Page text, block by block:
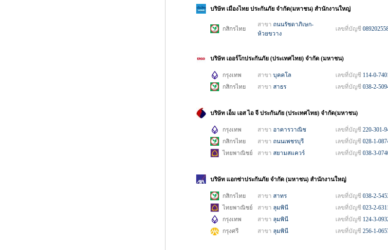
บริษัท เมืองไทย ประกันภัย จำกัด(มหาชน) สำนักงานใหญ่
กสิกรไทย
สาขา ถนนรัชดาภิเษก-
ห้วยขวาง
เลขที่บัญชี
บริษัท เออร์โกประกันภัย (ประเทศไทย) จำกัด (มหาชน)
กรุงเทพ
สาขา บุคคโล เลขที่บัญชี 114-0-
กสิกรไทย
สาขา สาธร เลขที่บัญชี 038-2-
บริษัท เอ็ม เอส ไอ จี ประกันภัย (ประเทศไทย) จำกัด(มหาชน)
กรุงเทพ
สาขา อาคารวาณิช เลขที่บัญชี 220-301-
กสิกรไทย
สาขา ถนนเพชรบุรี เลขที่บัญชี 028-1-
ไทยพาณิชย์
สาขา สยามสแควร์ เลขที่บัญชี 038-3-
บริษัท แอกซ่าประกันภัย จำกัด (มหาชน) สำนักงานใหญ่
กสิกรไทย
สาขา สาทร เลขที่บัญชี 038-2-
ไทยพาณิชย์
สาขา ลุมพินี เลขที่บัญชี 023-2-
กรุงเทพ
สาขา ลุมพินี เลขที่บัญชี 124-3-
กรุงศรี
สาขา ลุมพินี เลขที่บัญชี 256-1-